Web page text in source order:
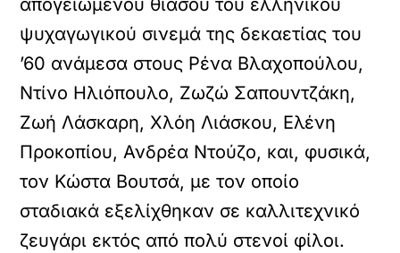
απογειωμένου θιάσου του ελληνικού
ψυχαγωγικού σινεμά της δεκαετίας του
’60 ανάμεσα στους Ρένα Βλαχοπούλου,
Ντίνο Ηλιόπουλο, Ζωζώ Σαπουντζάκη,
Ζωή Λάσκαρη, Χλόη Λιάσκου, Ελένη
Προκοπίου, Ανδρέα Ντούζο, και, φυσικά,
τον Κώστα Βουτσά, με τον οποίο
σταδιακά εξελίχθηκαν σε καλλιτεχνικό
ζευγάρι εκτός από πολύ στενοί φίλοι.